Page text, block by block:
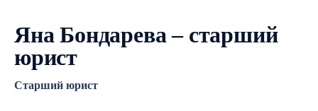
Яна Бондарева – старший
юрист
Старший юрист